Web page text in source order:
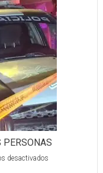
a
elementos
de
la
Agencia
de
Investigación
Criminal
de
la
FGE
PERSONAS
desactivadosen